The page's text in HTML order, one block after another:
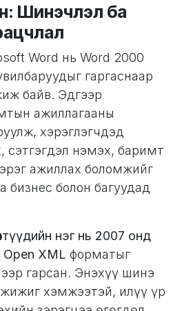
Шинэчлэл ба
Word нь Word 2000
гаргаснаар
байв. Эдгээр
ажиллагааны
хэрэглэгчдэд
сэтгэгдэл нэмэх, баримт
ажиллах боломжийг
бизнес болон багуудад
нэг нь 2007 онд
XML форматыг
гарсан. Энэхүү шинэ
хэмжээтэй, илүү үр